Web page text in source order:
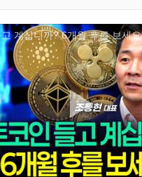
계십니까? 6개월 후를 보세요